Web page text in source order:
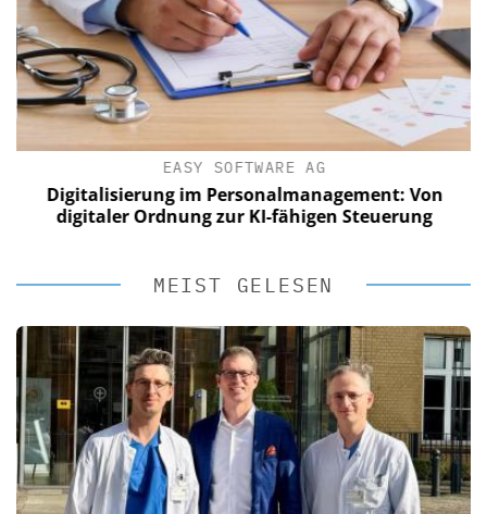
EASY SOFTWARE AG
Digitalisierung im Personalmanagement: Von
digitaler Ordnung zur KI-fähigen Steuerung
MEIST GELESEN